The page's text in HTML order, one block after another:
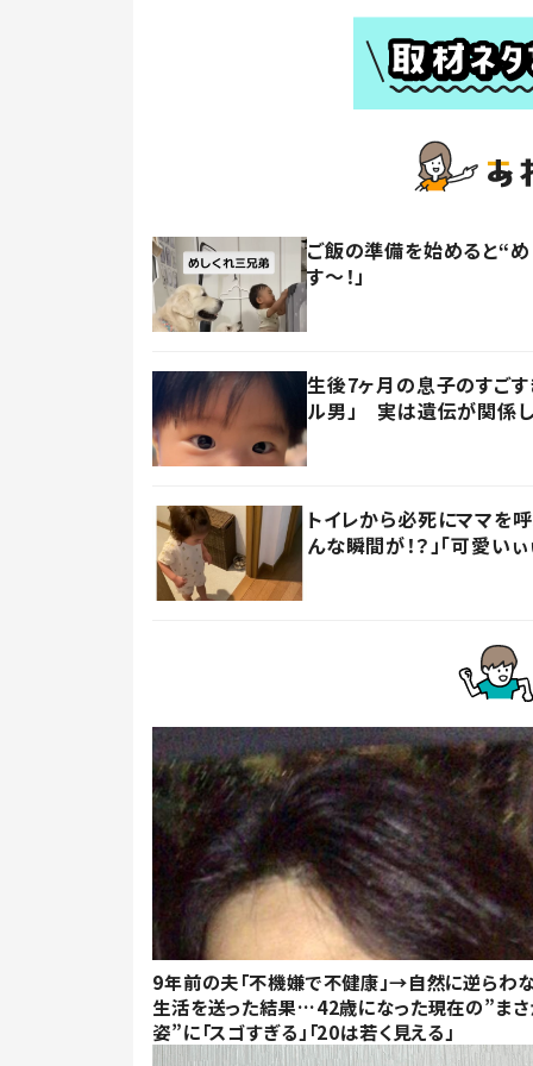
ご飯の準備を始めると“
す〜！」
生後7ヶ月の息子のすごす
ル男」 実は遺伝が関係
トイレから必死にママを
んな瞬間が！？」「可愛いぃ
9年前の夫「不機嫌で不健康」→自然に逆らわ
生活を送った結果…42歳になった現在の”ま
姿”に「スゴすぎる」「20は若く見える」